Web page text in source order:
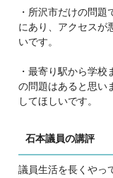
・所沢市だけの問
にあり、アクセスが
いです。
・最寄り駅から学
の問題はあると思い
してほしいです。
石本議員の講評
議員生活を長くやっ